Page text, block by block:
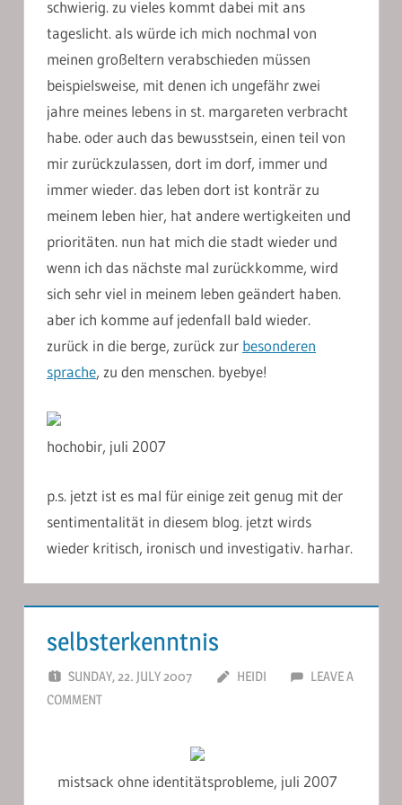
schwierig. zu vieles kommt dabei mit ans
tageslicht. als würde ich mich nochmal von
meinen großeltern verabschieden müssen
beispielsweise, mit denen ich ungefähr zwei
jahre meines lebens in st. margareten verbracht
habe. oder auch das bewusstsein, einen teil von
mir zurückzulassen, dort im dorf, immer und
immer wieder. das leben dort ist konträr zu
meinem leben hier, hat andere wertigkeiten und
prioritäten. nun hat mich die stadt wieder und
wenn ich das nächste mal zurückkomme, wird
sich sehr viel in meinem leben geändert haben.
aber ich komme auf jedenfall bald wieder.
zurück in die berge, zurück zur besonderen
sprache, zu den menschen. byebye!
hochobir, juli 2007
p.s. jetzt ist es mal für einige zeit genug mit der
sentimentalität in diesem blog. jetzt wirds
wieder kritisch, ironisch und investigativ. harhar.
selbsterkenntnis
SUNDAY, 22. JULY 2007 HEIDI
LEAVE A
COMMENT
mistsack ohne identitätsprobleme, juli 2007